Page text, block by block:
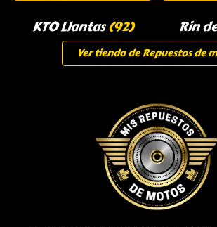
KTO Llantas(92) Rin
Ver tienda de Repuestos de